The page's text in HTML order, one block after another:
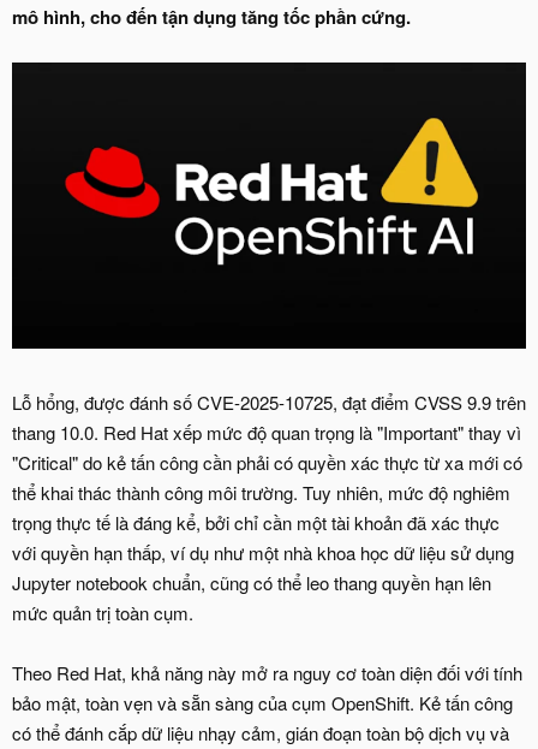
mô hình, cho đến tận dụng tăng tốc phần cứng.
Lỗ hổng, được đánh số CVE-2025-10725, đạt điểm CVSS 9.9 trên
thang 10.0. Red Hat xếp mức độ quan trọng là "Important" thay vì
"Critical" do kẻ tấn công cần phải có quyền xác thực từ xa mới có
thể khai thác thành công môi trường. Tuy nhiên, mức độ nghiêm
trọng thực tế là đáng kể, bởi chỉ cần một tài khoản đã xác thực
với quyền hạn thấp, ví dụ như một nhà khoa học dữ liệu sử dụng
Jupyter notebook chuẩn, cũng có thể leo thang quyền hạn lên
mức quản trị toàn cụm.
Theo Red Hat, khả năng này mở ra nguy cơ toàn diện đối với tính
bảo mật, toàn vẹn và sẵn sàng của cụm OpenShift. Kẻ tấn công
có thể đánh cắp dữ liệu nhạy cảm, gián đoạn toàn bộ dịch vụ và